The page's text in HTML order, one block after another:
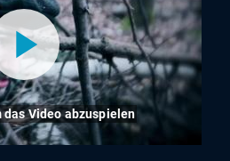
das Video abzuspielen